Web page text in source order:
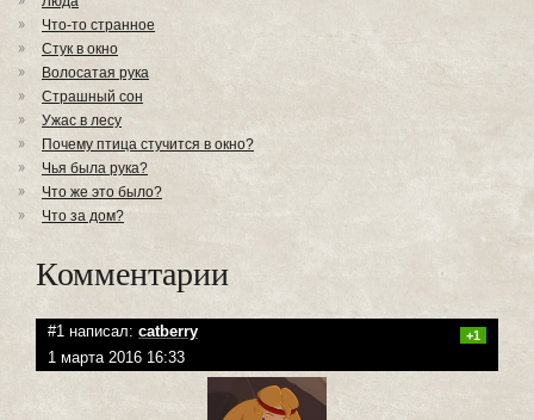
Что-то странное
Стук в окно
Волосатая рука
Страшный сон
Ужас в лесу
Почему птица стучится в окно?
Чья была рука?
Что же это было?
Что за дом?
Комментарии
#1 написал: catberry +1
1 марта 2016 16:33